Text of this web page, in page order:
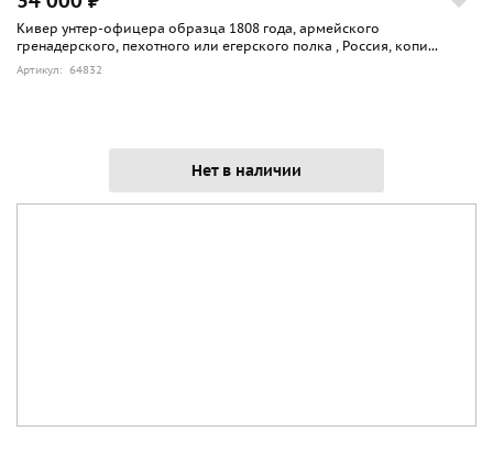
Кивер унтер-офицера образца 1808 года, армейского
гренадерского, пехотного или егерского полка , Россия, копи...
Артикул: 64832
Нет в наличии